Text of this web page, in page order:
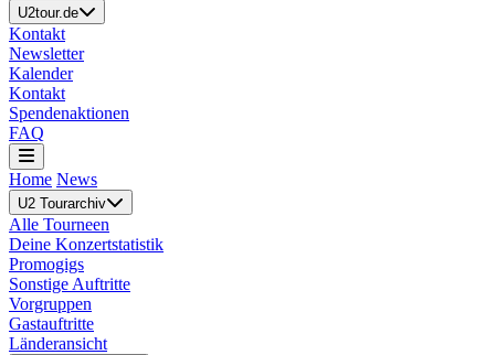
U2tour.de
Kontakt
Newsletter
Kalender
Kontakt
Spendenaktionen
FAQ
Home News
U2 Tourarchiv
Alle Tourneen
Deine Konzertstatistik
Promogigs
Sonstige Auftritte
Vorgruppen
Gastauftritte
Länderansicht